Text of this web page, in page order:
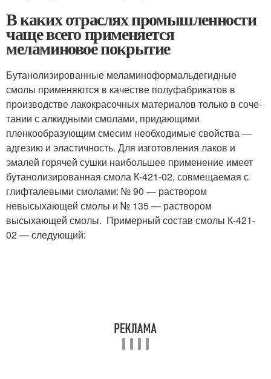
В каких отраслях промышленности
чаще всего применяется
меламиновое покрытие
Бутанолизированные меламиноформальдегидные
смолы применяются в каче­стве полуфабрикатов в
производстве лакокрасочных материалов только в соче­
тании с алкидными смолами, придающими
пленкообразующим смесим необхо­димые свойства —
адгезию и эластичность. Для изготовления лаков и
эмалей горячей сушки наибольшее применение имеет
бутанолизированная смола К-421-02, совмещаемая с
глифталевыми смолами: № 90 — раствором
невысыхающей смо­лы и № 135 — раствором
высыхающей смолы. Примерный состав смолы К-421-
02 — следующий: